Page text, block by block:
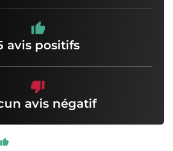
avis positifs
avis négatif